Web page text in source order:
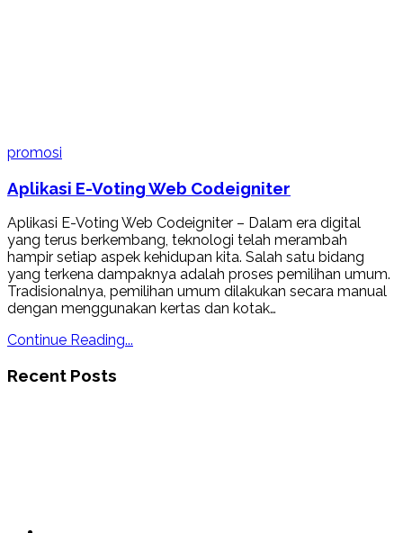
promosi
Aplikasi E-Voting Web Codeigniter
Aplikasi E-Voting Web Codeigniter – Dalam era digital
yang terus berkembang, teknologi telah merambah
hampir setiap aspek kehidupan kita. Salah satu bidang
yang terkena dampaknya adalah proses pemilihan umum.
Tradisionalnya, pemilihan umum dilakukan secara manual
dengan menggunakan kertas dan kotak…
Continue Reading...
Recent Posts